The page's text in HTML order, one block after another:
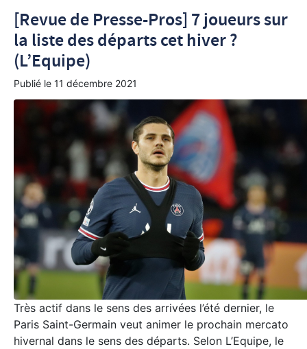
[Revue de Presse-Pros] 7 joueurs sur
la liste des départs cet hiver ?
(L’Equipe)
Publié le 11 décembre 2021
Très actif dans le sens des arrivées l’été dernier, le
Paris Saint-Germain veut animer le prochain mercato
hivernal dans le sens des départs. Selon L’Equipe, le